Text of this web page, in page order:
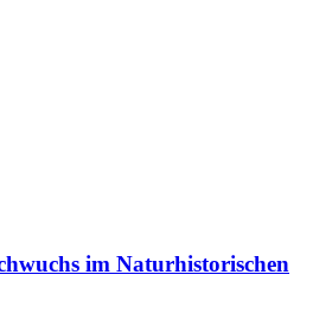
im Naturhistorischen